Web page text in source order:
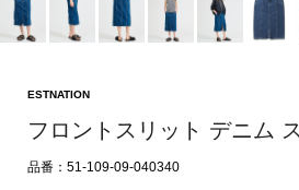
ESTNATION
フロントスリット デニム
品番：51-109-09-040340